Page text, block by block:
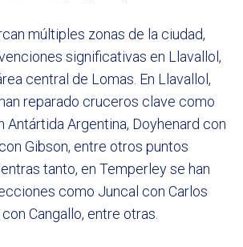
múltiples zonas de la ciudad,
significativas en Llavallol,
central de Lomas. En Llavallol,
reparado cruceros clave como
Antártida Argentina, Doyhenard con
Gibson, entre otros puntos
tanto, en Temperley se han
como Juncal con Carlos
Cangallo, entre otras.